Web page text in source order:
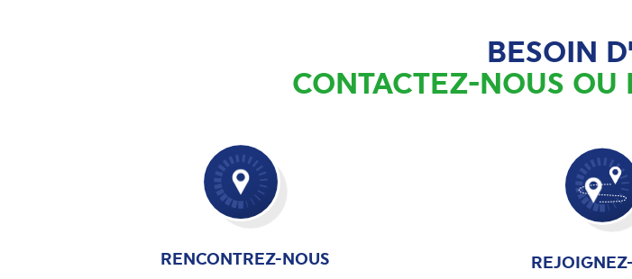
BESOIN
CONTACTEZ-NOUS OU
RENCONTREZ-NOUS